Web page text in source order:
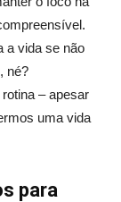
a vida se não
né?
– apesar
uma vida
para